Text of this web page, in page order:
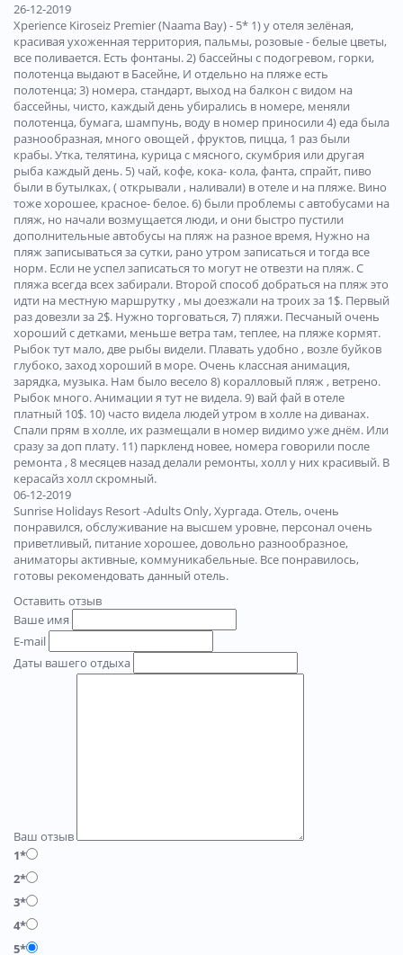
26-12-2019
Xperience Kiroseiz Premier (Naama Bay) - 5* 1) у отеля зелёная,
красивая ухоженная территория, пальмы, розовые - белые цветы,
все поливается. Есть фонтаны. 2) бассейны с подогревом, горки,
полотенца выдают в Басейне, И отдельно на пляже есть
полотенца; 3) номера, стандарт, выход на балкон с видом на
бассейны, чисто, каждый день убирались в номере, меняли
полотенца, бумага, шампунь, воду в номер приносили 4) еда была
разнообразная, много овощей , фруктов, пицца, 1 раз были
крабы. Утка, телятина, курица с мясного, скумбрия или другая
рыба каждый день. 5) чай, кофе, кока- кола, фанта, спрайт, пиво
были в бутылках, ( открывали , наливали) в отеле и на пляже. Вино
тоже хорошее, красное- белое. 6) были проблемы с автобусами на
пляж, но начали возмущается люди, и они быстро пустили
дополнительные автобусы на пляж на разное время, Нужно на
пляж записываться за сутки, рано утром записаться и тогда все
норм. Если не успел записаться то могут не отвезти на пляж. С
пляжа всегда всех забирали. Второй способ добраться на пляж это
идти на местную маршрутку , мы доезжали на троих за 1$. Первый
раз довезли за 2$. Нужно торговаться, 7) пляжи. Песчаный очень
хороший с детками, меньше ветра там, теплее, на пляже кормят.
Рыбок тут мало, две рыбы видели. Плавать удобно , возле буйков
глубоко, заход хороший в море. Очень классная анимация,
зарядка, музыка. Нам было весело 8) коралловый пляж , ветрено.
Рыбок много. Анимации я тут не видела. 9) вай фай в отеле
платный 10$. 10) часто видела людей утром в холле на диванах.
Спали прям в холле, их размещали в номер видимо уже днём. Или
сразу за доп плату. 11) паркленд новее, номера говорили после
ремонта , 8 месяцев назад делали ремонты, холл у них красивый. В
керасайз холл скромный.
06-12-2019
Sunrise Holidays Resort -Adults Only, Хургада. Отель, очень
понравился, обслуживание на высшем уровне, персонал очень
приветливый, питание хорошее, довольно разнообразное,
аниматоры активные, коммуникабельные. Все понравилось,
готовы рекомендовать данный отель.
Оставить отзыв
Ваше имя
E-mail
Даты вашего отдыха
Ваш отзыв
1*
2*
3*
4*
5*